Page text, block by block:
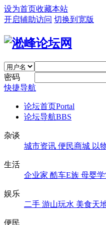
设为首页收藏本站
开启辅助访问 切换到宽版
密码
快捷导航
论坛首页Portal
论坛导航BBS
杂谈
城市资讯 便民商城 以
生活
企业家 酷车E族 母婴
娱乐
二手 游山玩水 美食天
便民